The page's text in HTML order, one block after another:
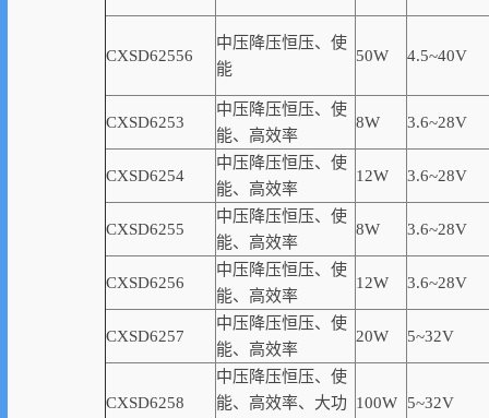
CXSD62556
中压降压恒压、使
能
50W 4.5~40V
CXSD6253
中压降压恒压、使
能、高效率
8W 3.6~28V
CXSD6254
中压降压恒压、使
能、高效率
12W 3.6~28V
CXSD6255
中压降压恒压、使
能、高效率
8W 3.6~28V
CXSD6256
中压降压恒压、使
能、高效率
12W 3.6~28V
CXSD6257
中压降压恒压、使
能、高效率
20W 5~32V
CXSD6258
中压降压恒压、使
能、高效率、大功
100W 5~32V